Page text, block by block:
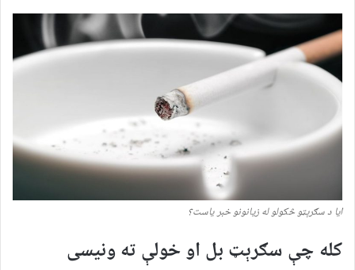
ایا د سګرېټو څکولو له زیانونو خبر یاست؟
کله چې سګرېټ بل او خولې ته ونیسی